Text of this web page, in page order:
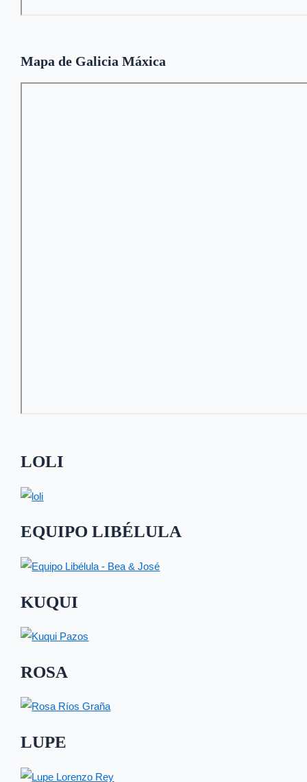
Mapa de Galicia Máxica
LOLI
EQUIPO LIBÉLULA
KUQUI
ROSA
LUPE